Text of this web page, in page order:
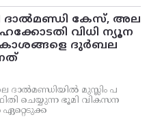
ദാൽമണ്ഡി കേസ്, അല
വിധി ന്യൂന
ദുർബല
ദാൽമണ്ഡിയിൽ മുസ്ലിം പ
ചെയ്യുന്ന ഭൂമി വികസന
ഏറ്റെടുക്ക